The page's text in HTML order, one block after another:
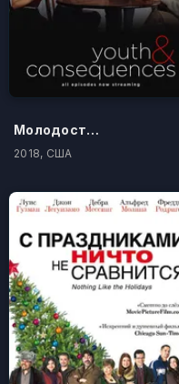
Молодость и её последствия
2018, США